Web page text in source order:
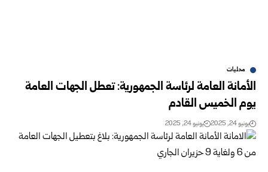
محليات
الأمانة العامة لرئاسة الجمهورية: تعطل الجهات العامة
يوم الخميس القادم
يونيو 24, 2025 يونيو 24, 2025